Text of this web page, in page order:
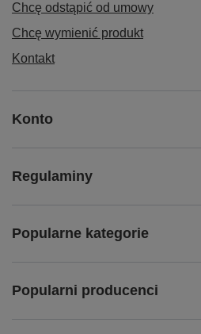
Chcę odstąpić od umowy
Chcę wymienić produkt
Kontakt
Konto
Regulaminy
Popularne kategorie
Popularni producenci